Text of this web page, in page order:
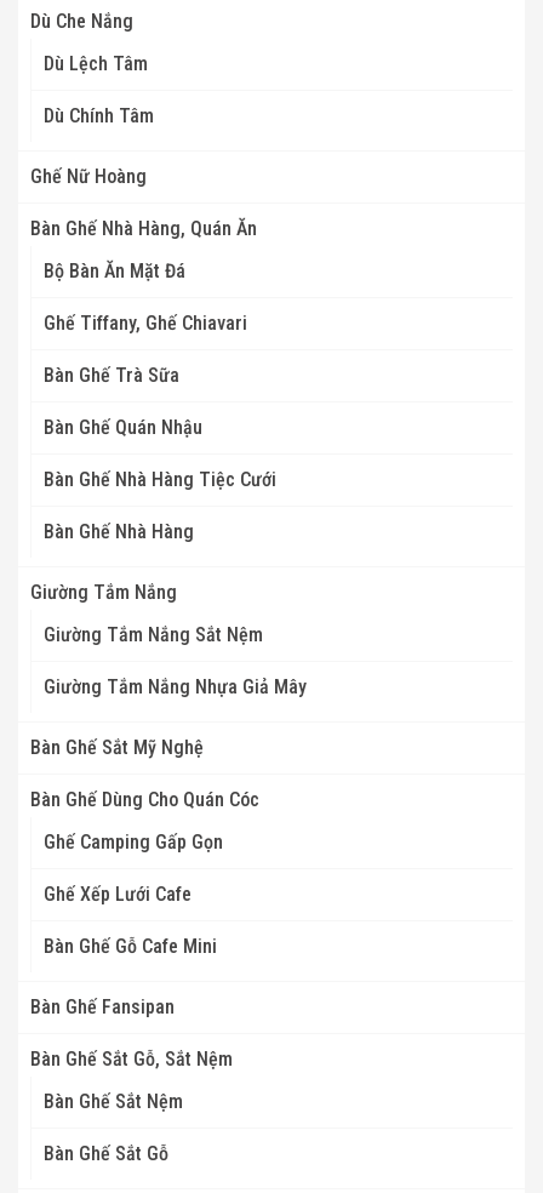
Dù Che Nắng
Dù Lệch Tâm
Dù Chính Tâm
Ghế Nữ Hoàng
Bàn Ghế Nhà Hàng, Quán Ăn
Bộ Bàn Ăn Mặt Đá
Ghế Tiffany, Ghế Chiavari
Bàn Ghế Trà Sữa
Bàn Ghế Quán Nhậu
Bàn Ghế Nhà Hàng Tiệc Cưới
Bàn Ghế Nhà Hàng
Giường Tắm Nắng
Giường Tắm Nắng Sắt Nệm
Giường Tắm Nắng Nhựa Giả Mây
Bàn Ghế Sắt Mỹ Nghệ
Bàn Ghế Dùng Cho Quán Cóc
Ghế Camping Gấp Gọn
Ghế Xếp Lưới Cafe
Bàn Ghế Gỗ Cafe Mini
Bàn Ghế Fansipan
Bàn Ghế Sắt Gỗ, Sắt Nệm
Bàn Ghế Sắt Nệm
Bàn Ghế Sắt Gỗ